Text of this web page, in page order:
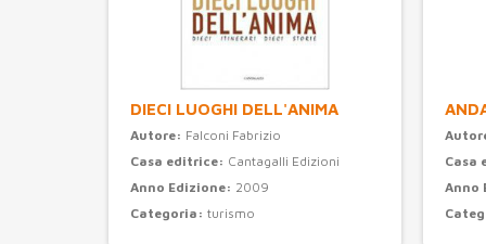
DIECI LUOGHI DELL'ANIMA
Autore: Falconi Fabrizio
Casa editrice: Cantagalli Edizioni
Anno Edizione: 2009
Categoria: turismo
Casa
Anno